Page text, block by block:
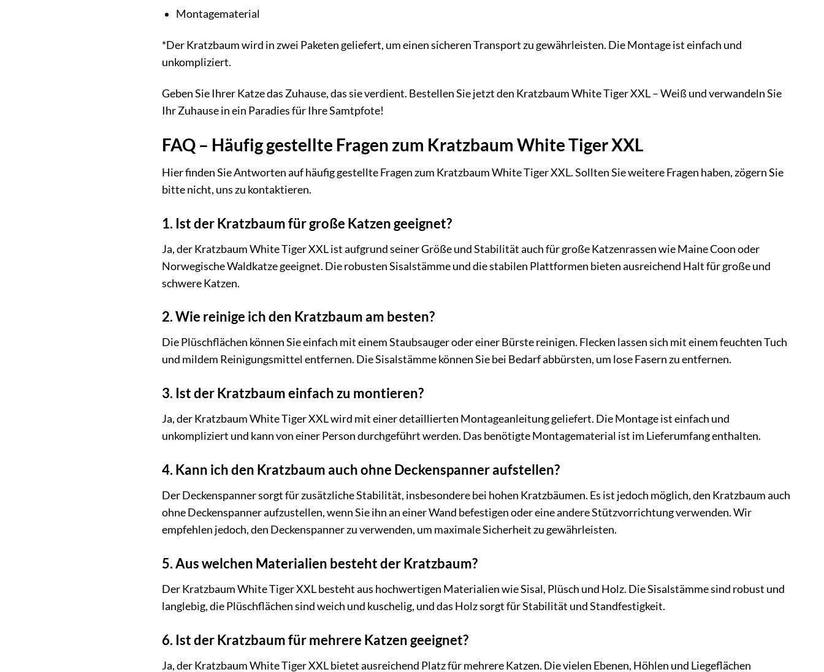
Montagematerial
*Der Kratzbaum wird in zwei Paketen geliefert, um einen sicheren Transport zu gewährleisten. Die Montage ist einfach und
unkompliziert.
Geben Sie Ihrer Katze das Zuhause, das sie verdient. Bestellen Sie jetzt den Kratzbaum White Tiger XXL – Weiß und verwandeln Sie
Ihr Zuhause in ein Paradies für Ihre Samtpfote!
FAQ – Häufig gestellte Fragen zum Kratzbaum White Tiger XXL
Hier finden Sie Antworten auf häufig gestellte Fragen zum Kratzbaum White Tiger XXL. Sollten Sie weitere Fragen haben, zögern Sie
bitte nicht, uns zu kontaktieren.
1. Ist der Kratzbaum für große Katzen geeignet?
Ja, der Kratzbaum White Tiger XXL ist aufgrund seiner Größe und Stabilität auch für große Katzenrassen wie Maine Coon oder
Norwegische Waldkatze geeignet. Die robusten Sisalstämme und die stabilen Plattformen bieten ausreichend Halt für große und
schwere Katzen.
2. Wie reinige ich den Kratzbaum am besten?
Die Plüschflächen können Sie einfach mit einem Staubsauger oder einer Bürste reinigen. Flecken lassen sich mit einem feuchten Tuch
und mildem Reinigungsmittel entfernen. Die Sisalstämme können Sie bei Bedarf abbürsten, um lose Fasern zu entfernen.
3. Ist der Kratzbaum einfach zu montieren?
Ja, der Kratzbaum White Tiger XXL wird mit einer detaillierten Montageanleitung geliefert. Die Montage ist einfach und
unkompliziert und kann von einer Person durchgeführt werden. Das benötigte Montagematerial ist im Lieferumfang enthalten.
4. Kann ich den Kratzbaum auch ohne Deckenspanner aufstellen?
Der Deckenspanner sorgt für zusätzliche Stabilität, insbesondere bei hohen Kratzbäumen. Es ist jedoch möglich, den Kratzbaum auch
ohne Deckenspanner aufzustellen, wenn Sie ihn an einer Wand befestigen oder eine andere Stützvorrichtung verwenden. Wir
empfehlen jedoch, den Deckenspanner zu verwenden, um maximale Sicherheit zu gewährleisten.
5. Aus welchen Materialien besteht der Kratzbaum?
Der Kratzbaum White Tiger XXL besteht aus hochwertigen Materialien wie Sisal, Plüsch und Holz. Die Sisalstämme sind robust und
langlebig, die Plüschflächen sind weich und kuschelig, und das Holz sorgt für Stabilität und Standfestigkeit.
6. Ist der Kratzbaum für mehrere Katzen geeignet?
Ja, der Kratzbaum White Tiger XXL bietet ausreichend Platz für mehrere Katzen. Die vielen Ebenen, Höhlen und Liegeflächen